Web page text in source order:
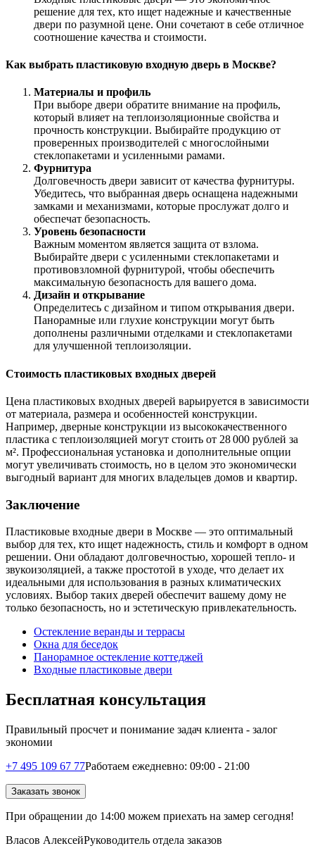
решение для тех, кто ищет надежные и качественные
двери по разумной цене. Они сочетают в себе отличное
соотношение качества и стоимости.
Как выбрать пластиковую входную дверь в Москве?
Материалы и профиль
При выборе двери обратите внимание на профиль,
который влияет на теплоизоляционные свойства и
прочность конструкции. Выбирайте продукцию от
проверенных производителей с многослойными
стеклопакетами и усиленными рамами.
Фурнитура
Долговечность двери зависит от качества фурнитуры.
Убедитесь, что выбранная дверь оснащена надежными
замками и механизмами, которые прослужат долго и
обеспечат безопасность.
Уровень безопасности
Важным моментом является защита от взлома.
Выбирайте двери с усиленными стеклопакетами и
противовзломной фурнитурой, чтобы обеспечить
максимальную безопасность для вашего дома.
Дизайн и открывание
Определитесь с дизайном и типом открывания двери.
Панорамные или глухие конструкции могут быть
дополнены различными отделками и стеклопакетами
для улучшенной теплоизоляции.
Стоимость пластиковых входных дверей
Цена пластиковых входных дверей варьируется в зависимости
от материала, размера и особенностей конструкции.
Например, дверные конструкции из высококачественного
пластика с теплоизоляцией могут стоить от 28 000 рублей за
м². Профессиональная установка и дополнительные опции
могут увеличивать стоимость, но в целом это экономически
выгодный вариант для многих владельцев домов и квартир.
Заключение
Пластиковые входные двери в Москве — это оптимальный
выбор для тех, кто ищет надежность, стиль и комфорт в одном
решении. Они обладают долговечностью, хорошей тепло- и
звукоизоляцией, а также простотой в уходе, что делает их
идеальными для использования в разных климатических
условиях. Выбор таких дверей обеспечит вашему дому не
только безопасность, но и эстетическую привлекательность.
Остекление веранды и террасы
Окна для беседок
Панорамное остекление коттеджей
Входные пластиковые двери
Бесплатная консультация
Правильный просчет и понимание задач клиента - залог
экономии
+7 495 109 67 77Работаем ежедневно: 09:00 - 21:00
Заказать звонок
При обращении до 14:00 можем приехать на замер сегодня!
Власов АлексейРуководитель отдела заказов